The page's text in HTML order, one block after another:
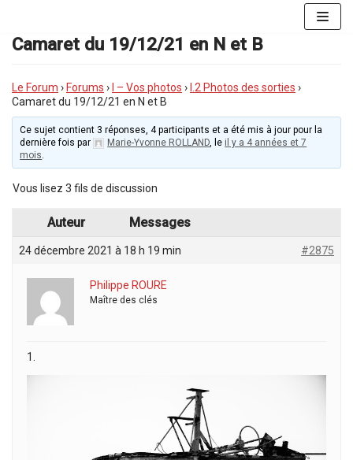
au
contenu
Camaret du 19/12/21 en N et B
Le Forum › Forums › I – Vos photos › I.2 Photos des sorties ›
Camaret du 19/12/21 en N et B
Ce sujet contient 3 réponses, 4 participants et a été mis à jour pour la
dernière fois par
Marie-Yvonne ROLLAND, le il y a 4 années et 7
mois.
Vous lisez 3 fils de discussion
Auteur Messages
24 décembre 2021 à 18 h 19 min #2875
Philippe ROURE
Maître des clés
1.